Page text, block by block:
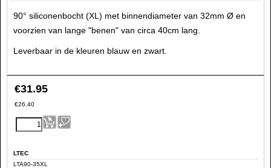
90° siliconenbocht (XL) met binnendiameter van 32mm Ø en
voorzien van lange "benen" van circa 40cm lang.
Leverbaar in de kleuren blauw en zwart.
€31.95
€26.40
LTEC
LTA90-35XL